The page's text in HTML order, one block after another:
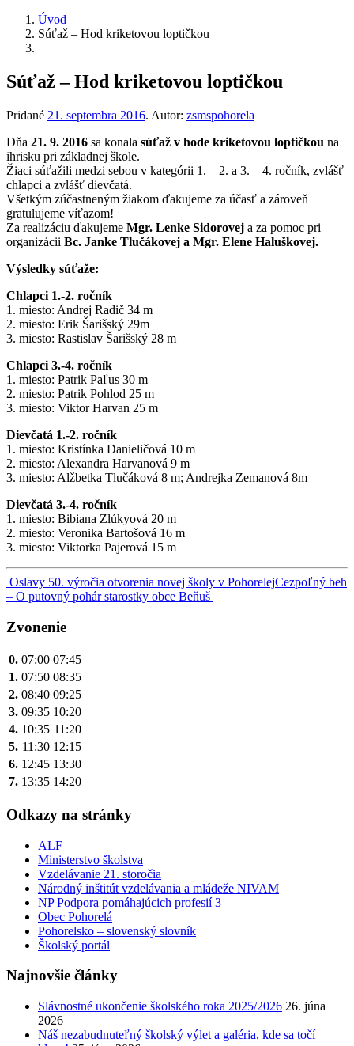
Úvod
Súťaž – Hod kriketovou loptičkou
Súťaž – Hod kriketovou loptičkou
Pridané 21. septembra 2016. Autor: zsmspohorela
Dňa 21. 9. 2016 sa konala súťaž v hode kriketovou loptičkou na
ihrisku pri základnej škole.
Žiaci súťažili medzi sebou v kategórii 1. – 2. a 3. – 4. ročník, zvlášť
chlapci a zvlášť dievčatá.
Všetkým zúčastneným žiakom ďakujeme za účasť a zároveň
gratulujeme víťazom!
Za realizáciu ďakujeme Mgr. Lenke Sidorovej a za pomoc pri
organizácii Bc. Janke Tlučákovej a Mgr. Elene Haluškovej.
Výsledky súťaže:
Chlapci 1.-2. ročník
1. miesto: Andrej Radič 34 m
2. miesto: Erik Šarišský 29m
3. miesto: Rastislav Šarišský 28 m
Chlapci 3.-4. ročník
1. miesto: Patrik Paľus 30 m
2. miesto: Patrik Pohlod 25 m
3. miesto: Viktor Harvan 25 m
Dievčatá 1.-2. ročník
1. miesto: Kristínka Danieličová 10 m
2. miesto: Alexandra Harvanová 9 m
3. miesto: Alžbetka Tlučáková 8 m; Andrejka Zemanová 8m
Dievčatá 3.-4. ročník
1. miesto: Bibiana Zlúkyová 20 m
2. miesto: Veronika Bartošová 16 m
3. miesto: Viktorka Pajerová 15 m
Navigácia
v
článku
Oslavy 50. výročia otvorenia novej školy v PohorelejCezpoľný beh
– O putovný pohár starostky obce Beňuš
Zvonenie
0. 07:00 07:45
1. 07:50 08:35
2. 08:40 09:25
3. 09:35 10:20
4. 10:35 11:20
5. 11:30 12:15
6. 12:45 13:30
7. 13:35 14:20
Odkazy na stránky
ALF
Ministerstvo školstva
Vzdelávanie 21. storočia
Národný inštitút vzdelávania a mládeže NIVAM
NP Podpora pomáhajúcich profesií 3
Obec Pohorelá
Pohorelsko – slovenský slovník
Školský portál
Najnovšie články
Slávnostné ukončenie školského roka 2025/2026 26. júna
2026
Náš nezabudnuteľný školský výlet a galéria, kde sa točí